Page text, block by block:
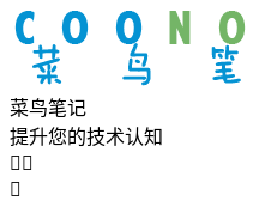
菜鸟笔记
提升您的技术认知
 
